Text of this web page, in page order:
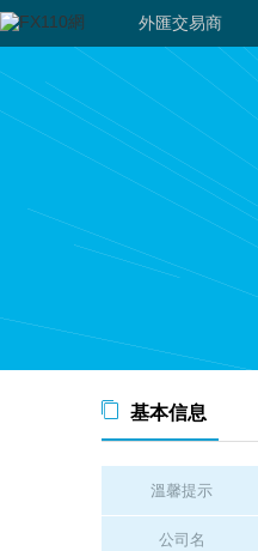
外匯交易商
基本信息
溫馨提示
公司名